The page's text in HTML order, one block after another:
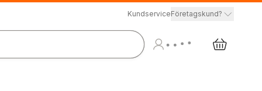
KundserviceFöretagskund?